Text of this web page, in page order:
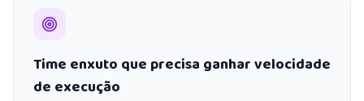
Time enxuto que precisa ganhar velocidade
de execução